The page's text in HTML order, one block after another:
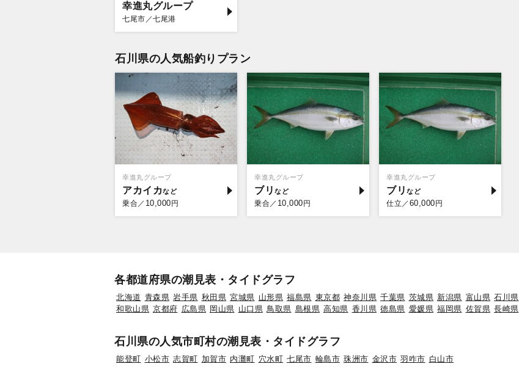
幸進丸グループ
七尾市／七尾港
石川県の人気船釣りプラン
幸進丸グループ
アカイカ
乗合／ 10,000 円
幸進丸グループ
ブリ
乗合／ 10,000 円
幸進丸グループ
ブリ
仕立／ 60,000 円
各都道府県の潮見表・タイドグラフ
北海道 青森県 岩手県 秋田県 宮城県 山形県 福島県 東京都 神奈川県 千葉県 茨城県 新潟県 富山県 石川県
和歌山県 京都府 広島県 岡山県 山口県 鳥取県 島根県 高知県 香川県 徳島県 愛媛県 福岡県 佐賀県 長崎県
石川県の人気市町村の潮見表・タイドグラフ
能登町 小松市 志賀町 加賀市 内灘町 穴水町 七尾市 輪島市 珠洲市 金沢市 羽咋市 白山市